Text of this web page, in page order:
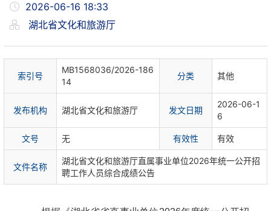
2026-06-16 18:33
湖北省文化和旅游厅
索引号
MB1568036/2026-186
14
分类 其他
发布机构 湖北省文化和旅游厅 发文日期
2026-06-1
6
文号 无 有效性 有效
文件名称
湖北省文化和旅游厅直属事业单位2026年统一公开招
聘工作人员综合成绩公告